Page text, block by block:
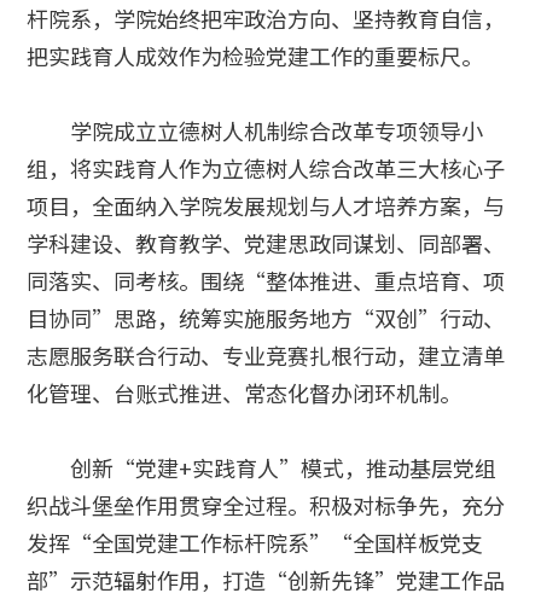
杆院系，学院始终把牢政治方向、坚持教育自信，
把实践育人成效作为检验党建工作的重要标尺。
学院成立立德树人机制综合改革专项领导小
组，将实践育人作为立德树人综合改革三大核心子
项目，全面纳入学院发展规划与人才培养方案，与
学科建设、教育教学、党建思政同谋划、同部署、
同落实、同考核。围绕“整体推进、重点培育、项
目协同”思路，统筹实施服务地方“双创”行动、
志愿服务联合行动、专业竞赛扎根行动，建立清单
化管理、台账式推进、常态化督办闭环机制。
创新“党建+实践育人”模式，推动基层党组
织战斗堡垒作用贯穿全过程。积极对标争先，充分
发挥“全国党建工作标杆院系”“全国样板党支
部”示范辐射作用，打造“创新先锋”党建工作品